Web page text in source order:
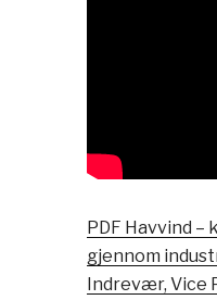
PDF Havvind –
gjennom
Indrevær, Vice